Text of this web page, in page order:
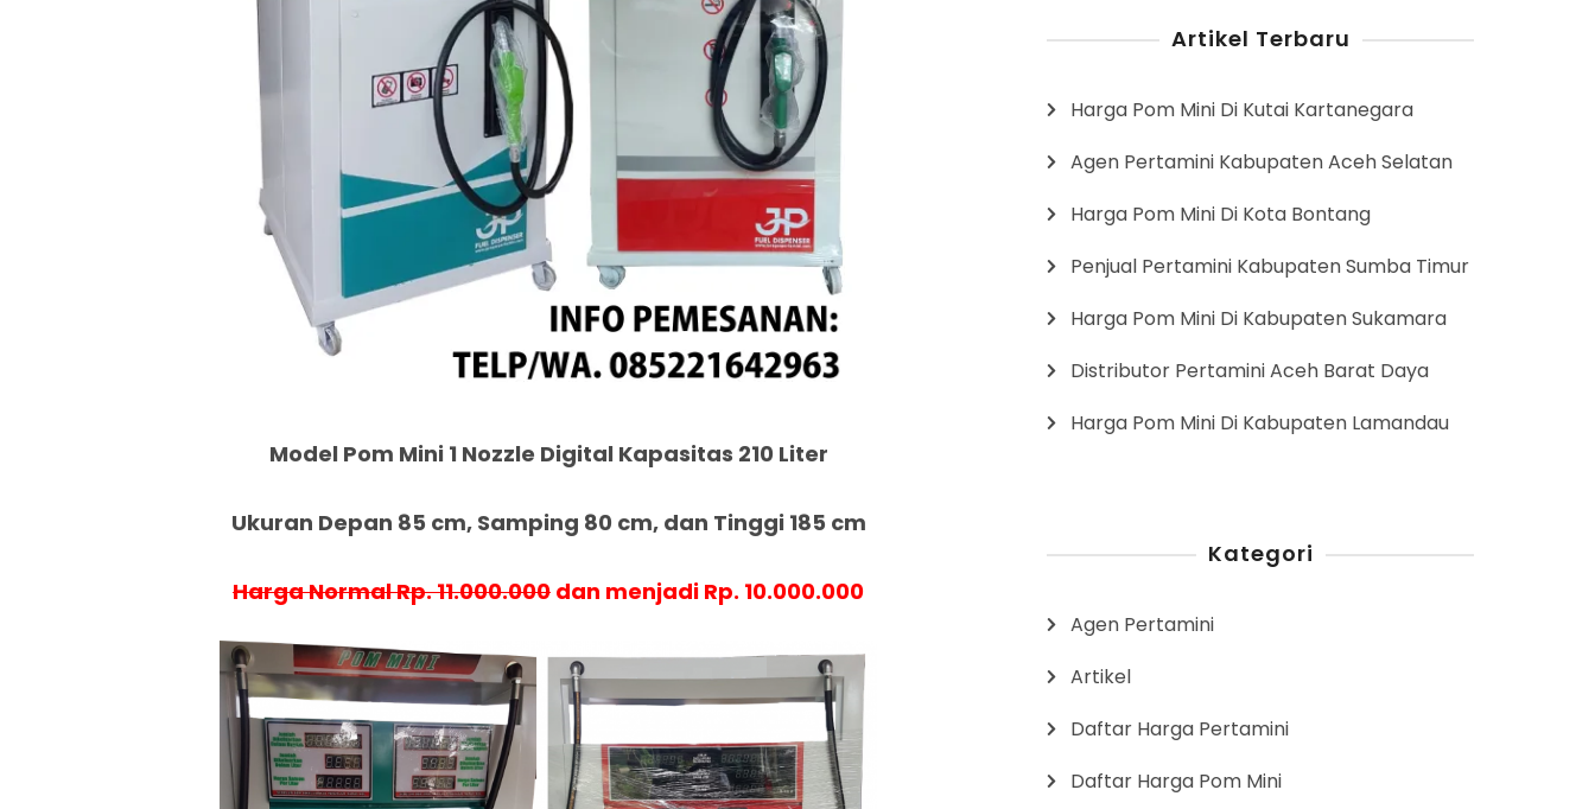
Model Pom Mini 1 Nozzle Digital Kapasitas 210 Liter
Ukuran Depan 85 cm, Samping 80 cm, dan Tinggi 185 cm
Harga Normal Rp. 11.000.000 dan menjadi Rp. 10.000.000
Artikel Terbaru
Harga Pom Mini Di Kutai Kartanegara
Agen Pertamini Kabupaten Aceh Selatan
Harga Pom Mini Di Kota Bontang
Penjual Pertamini Kabupaten Sumba Timur
Harga Pom Mini Di Kabupaten Sukamara
Distributor Pertamini Aceh Barat Daya
Harga Pom Mini Di Kabupaten Lamandau
Kategori
Agen Pertamini
Artikel
Daftar Harga Pertamini
Daftar Harga Pom Mini